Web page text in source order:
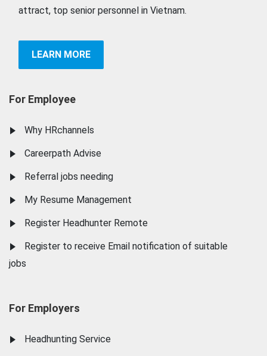
attract, top senior personnel in Vietnam.
LEARN MORE
For Employee
Why HRchannels
Careerpath Advise
Referral jobs needing
My Resume Management
Register Headhunter Remote
Register to receive Email notification of suitable
jobs
For Employers
Headhunting Service